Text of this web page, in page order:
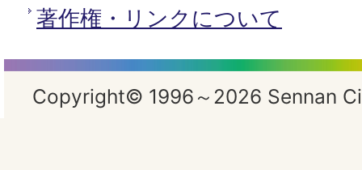
著作権・リンクについて
Copyright© 1996～2026 Sennan